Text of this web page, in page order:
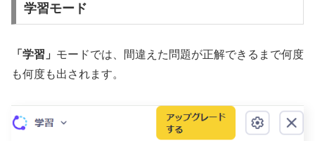
学習モード
「学習」 モードでは、間違えた問題が正解できるまで何度
も何度も出されます。